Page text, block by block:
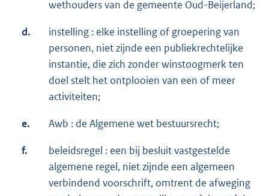
wethouders van de gemeente Oud-Beijerland;
d.
instelling : elke instelling of groepering van
personen, niet zijnde een publiekrechtelijke
instantie, die zich zonder winstoogmerk ten
doel stelt het ontplooien van een of meer
activiteiten;
e. Awb : de Algemene wet bestuursrecht;
f.
beleidsregel : een bij besluit vastgestelde
algemene regel, niet zijnde een algemeen
verbindend voorschrift, omtrent de afweging